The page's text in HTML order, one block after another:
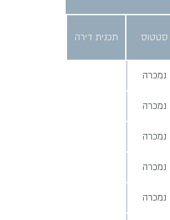
סטטוס תכנית דירה
נמכרה
נמכרה
נמכרה
נמכרה
נמכרה